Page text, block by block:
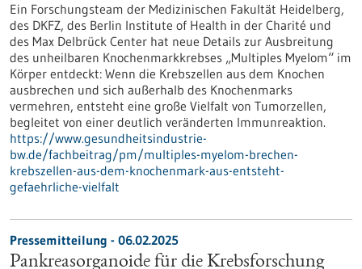
Ein Forschungsteam der Medizinischen Fakultät Heidelberg,
des DKFZ, des Berlin Institute of Health in der Charité und
des Max Delbrück Center hat neue Details zur Ausbreitung
des unheilbaren Knochenmarkkrebses „Multiples Myelom“ im
Körper entdeckt: Wenn die Krebszellen aus dem Knochen
ausbrechen und sich außerhalb des Knochenmarks
vermehren, entsteht eine große Vielfalt von Tumorzellen,
begleitet von einer deutlich veränderten Immunreaktion.
https://www.gesundheitsindustrie-
bw.de/fachbeitrag/pm/multiples-myelom-brechen-
krebszellen-aus-dem-knochenmark-aus-entsteht-
gefaehrliche-vielfalt
Pressemitteilung - 06.02.2025
Pankreasorganoide für die Krebsforschung